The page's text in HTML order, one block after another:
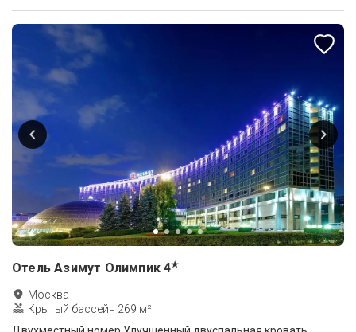
Отель Азимут Олимпик 4★
Москва
Крытый бассейн 269 м²